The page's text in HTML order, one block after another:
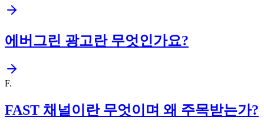
에버그린 광고란 무엇인가요?
F.
FAST 채널이란 무엇이며 왜 주목받는가?